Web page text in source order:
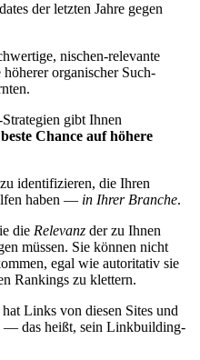
der letzten Jahre gegen
nischen-relevante
organischer Such-
gibt Ihnen
Chance auf höhere
identifizieren, die Ihren
haben — in Ihrer Branche.
die Relevanz der zu Ihnen
müssen. Sie können nicht
egal wie autoritativ sie
Rankings zu klettern.
Links von diesen Sites und
— das heißt, sein Linkbuilding-